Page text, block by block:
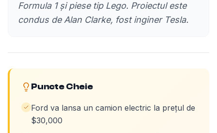
Formula 1 și piese tip Lego. Proiectul este
condus de Alan Clarke, fost inginer Tesla.
Puncte Cheie
Ford va lansa un camion electric la prețul de
$30,000